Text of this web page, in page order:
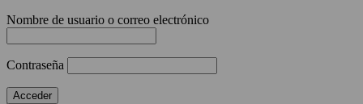
Nombre de usuario o correo electrónico
Contraseña